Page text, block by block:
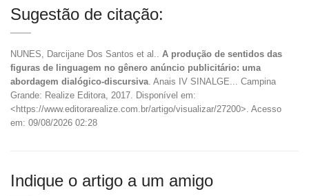
Sugestão de citação:
NUNES, Darcijane Dos Santos et al.. A produção de sentidos das
figuras de linguagem no gênero anúncio publicitário: uma
abordagem dialógico-discursiva . Anais IV SINALGE... Campina
Grande: Realize Editora, 2017. Disponível em:
<https://www.editorarealize.com.br/artigo/visualizar/27200>. Acesso
em: 09/08/2026 02:28
Indique o artigo a um amigo